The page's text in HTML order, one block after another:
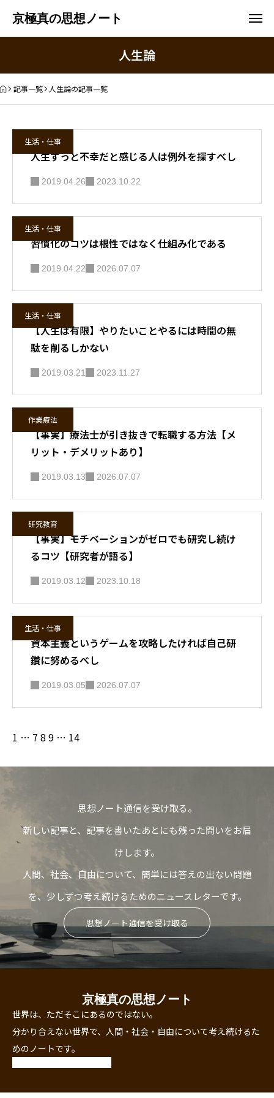
京極真の思想ノート
人生論
記事一覧 人生論の記事一覧
生活・仕事
人生ずっと不幸だと感じる人は例外を探すべし
2019.04.26 2023.10.22
生活・仕事
習慣化のコツは根性ではなく仕組み化である
2019.04.22 2026.07.07
生活・仕事
【人生は有限】やりたいことやるには時間の無
駄を削るしかない
2019.03.21 2023.11.27
作業療法
【事実】療法士が引き抜きで転職する方法【メ
リット・デメリットあり】
2019.03.13 2026.07.07
研究教育
【事実】モチベーションがゼロでも研究し続け
るコツ【研究者が語る】
2019.03.12 2023.10.18
生活・仕事
資本主義というゲームを攻略したければ自己研
鑽に努めるべし
2019.03.05 2026.07.07
1 … 7 8 9 … 14
思想ノート通信を受け取る。
新しい記事と、記事を書いたあとにも残った問いをお届
けします。
人間、社会、自由について、簡単には答えの出ない問題
を、少しずつ考え続けるためのニュースレターです。
思想ノート通信を受け取る
京極真の思想ノート
世界は、ただそこにあるのではない。
分かり合えない世界で、人間・社会・自由について考え続けるた
めのノートです。